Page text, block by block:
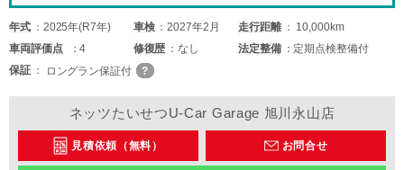
年式 2025年(R7年) 車検 2027年2月 走行距離
10,000km
車両評価点 4 修復歴 なし 法定整備
定期点検整備付
保証
ロングラン保証付
ネッツたいせつU-Car Garage 旭川永山店
見積依頼（無料） お問合せ